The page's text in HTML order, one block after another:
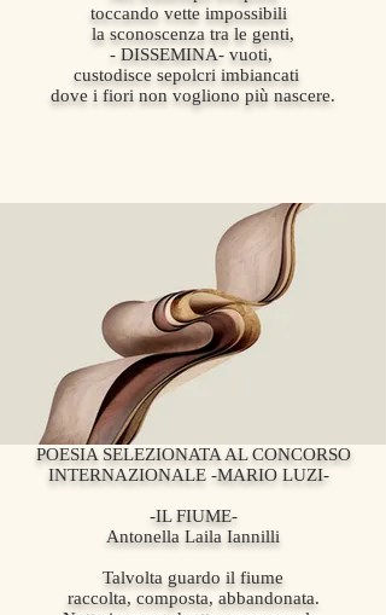
toccando vette impossibili
la sconoscenza tra le genti,
- DISSEMINA- vuoti,
custodisce sepolcri imbiancati
dove i fiori non vogliono più nascere.
POESIA SELEZIONATA AL CONCORSO
INTERNAZIONALE -MARIO LUZI-
-IL FIUME-
Antonella Laila Iannilli
Talvolta guardo il fiume
raccolta, composta, abbandonata.